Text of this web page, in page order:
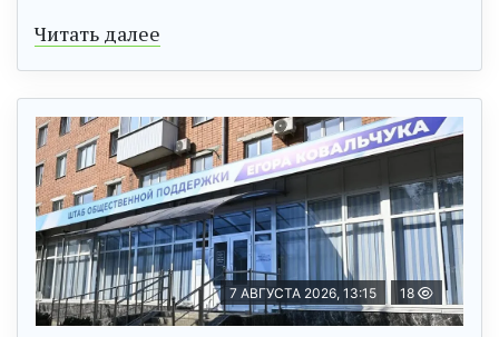
Читать далее
7 АВГУСТА 2026, 13:15 18